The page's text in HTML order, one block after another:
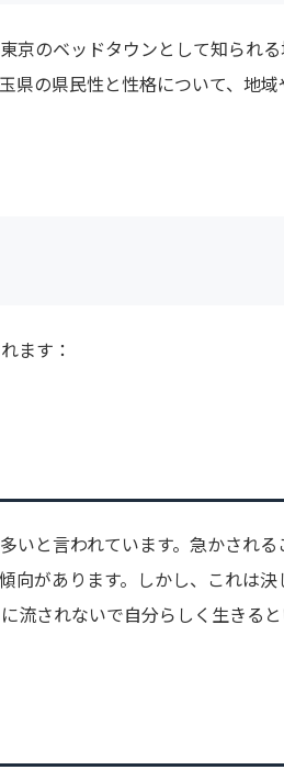
京のベッドタウンとして知られ
県の県民性と性格について、地
ます：
いと言われています。急かされ
向があります。しかし、これは
流されないで自分らしく生きると